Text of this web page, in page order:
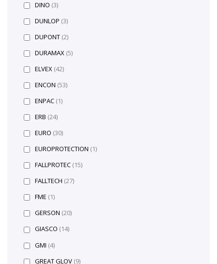
DINO (3)
DUNLOP (3)
DUPONT (2)
DURAMAX (5)
ELVEX (42)
ENCON (53)
ENPAC (1)
ERB (24)
EURO (30)
EUROPROTECTION (1)
FALLPROTEC (15)
FALLTECH (27)
FME (1)
GERSON (20)
GIASCO (14)
GMI (4)
GREAT GLOV (9)